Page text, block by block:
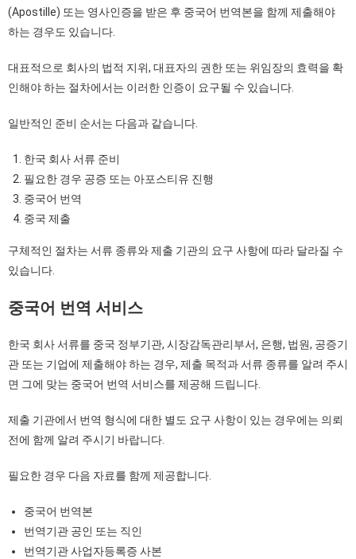
(Apostille) 또는 영사인증을 받은 후 중국어 번역본을 함께 제출해야
하는 경우도 있습니다.
대표적으로 회사의 법적 지위, 대표자의 권한 또는 위임장의 효력을 확
인해야 하는 절차에서는 이러한 인증이 요구될 수 있습니다.
일반적인 준비 순서는 다음과 같습니다.
한국 회사 서류 준비
필요한 경우 공증 또는 아포스티유 진행
중국어 번역
중국 제출
구체적인 절차는 서류 종류와 제출 기관의 요구 사항에 따라 달라질 수
있습니다.
중국어 번역 서비스
한국 회사 서류를 중국 정부기관, 시장감독관리부서, 은행, 법원, 공증기
관 또는 기업에 제출해야 하는 경우, 제출 목적과 서류 종류를 알려 주시
면 그에 맞는 중국어 번역 서비스를 제공해 드립니다.
제출 기관에서 번역 형식에 대한 별도 요구 사항이 있는 경우에는 의뢰
전에 함께 알려 주시기 바랍니다.
필요한 경우 다음 자료를 함께 제공합니다.
중국어 번역본
번역기관 공인 또는 직인
번역기관 사업자등록증 사본